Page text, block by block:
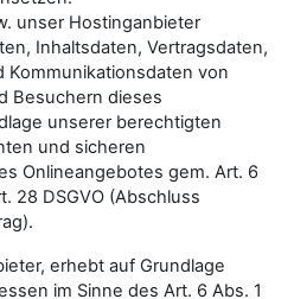
unser Hostinganbieter
Inhaltsdaten, Vertragsdaten,
von
Besuchern dieses
unserer berechtigten
und sicheren
Onlineangebotes gem. Art. 6
28 DSGVO (Abschluss
erhebt auf Grundlage
im Sinne des Art. 6 Abs. 1